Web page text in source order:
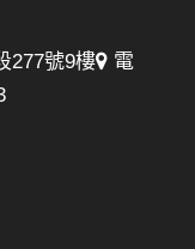
277號9樓
電